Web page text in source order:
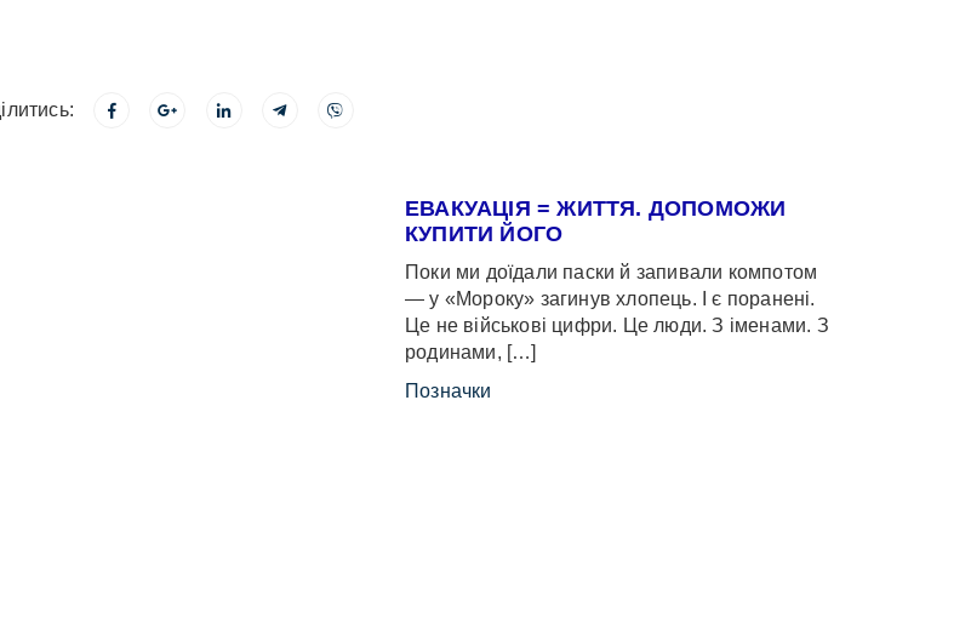
ЕВАКУАЦІЯ = ЖИТТЯ. ДОПОМОЖИ
КУПИТИ ЙОГО
Поки ми доїдали паски й запивали компотом
— у «Мороку» загинув хлопець. І є поранені.
Це не військові цифри. Це люди. З іменами. З
родинами, […]
Позначки